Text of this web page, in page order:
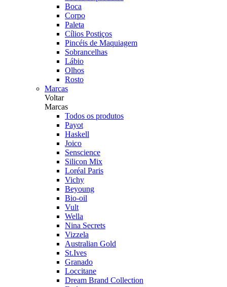
Boca
Corpo
Paleta
Cílios Postiços
Pincéis de Maquiagem
Sobrancelhas
Lábio
Olhos
Rosto
Marcas
Voltar
Marcas
Todos os produtos
Payot
Haskell
Joico
Senscience
Silicon Mix
Loréal Paris
Vichy
Beyoung
Bio-oil
Vult
Wella
Nina Secrets
Vizzela
Australian Gold
St.Ives
Granado
Loccitane
Dream Brand Collection